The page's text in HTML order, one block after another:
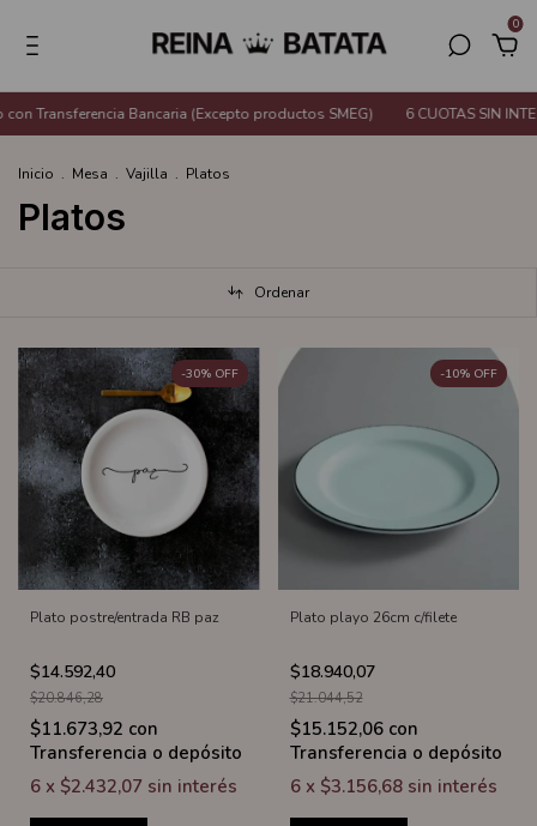
0
Bancaria (Excepto productos SMEG) 6 CUOTAS SIN INTERÉS o 20%
Inicio . Mesa . Vajilla . Platos
Platos
Ordenar
Plato postre/entrada RB paz
$14.592,40
-30% OFF
$20.846,28
$11.673,92 con
Transferencia o depósito
6 x $2.432,07 sin interés
Plato playo 26cm c/filete
$18.940,07
-10% OFF
$21.044,52
$15.152,06 con
Transferencia o depósito
6 x $3.156,68 sin interés